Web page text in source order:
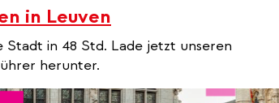
in Leuven
Stadt in 48 Std. Lade jetzt unseren
herunter.